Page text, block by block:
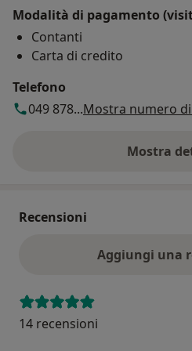
Modalità di pagamento
Contanti
Carta di credito
Telefono
049 878...Mostra numero
Mostra
Recensioni
Aggiungi una
14 recensioni